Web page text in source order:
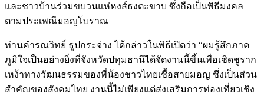
และชาวบ้านร่วมขบวนแห่หงส์ธงตะขาบ ซึ่งถือเป็นพิธีมงคล
ตามประเพณีมอญโบราณ
ท่านคำรณวิทย์ ธูปกระจ่าง ได้กล่าวในพิธีเปิดว่า “ผมรู้สึกภาค
ภูมิใจเป็นอย่างยิ่งที่จังหวัดปทุมธานีได้จัดงานนี้ขึ้นเพื่อเชิดชูราก
เหง้าทางวัฒนธรรมของพี่น้องชาวไทยเชื้อสายมอญ ซึ่งเป็นส่วน
สำคัญของสังคมไทย งานนี้ไม่เพียงแต่ส่งเสริมการท่องเที่ยวเชิง